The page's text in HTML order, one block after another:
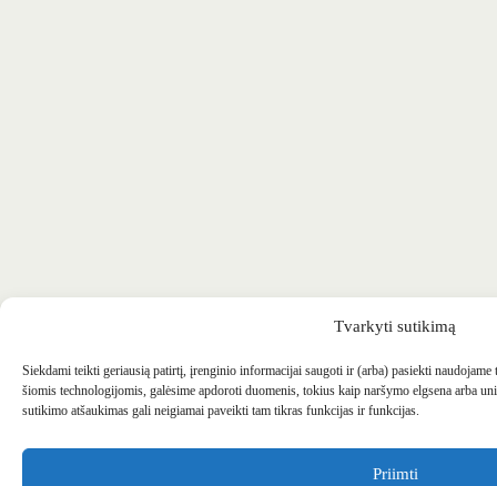
Tvarkyti sutikimą
Siekdami teikti geriausią patirtį, įrenginio informacijai saugoti ir (arba) pasiekti
šiomis technologijomis, galėsime apdoroti duomenis, tokius kaip naršymo elgsena arba
sutikimo atšaukimas gali neigiamai paveikti tam tikras funkcijas ir funkcijas.
Priimti